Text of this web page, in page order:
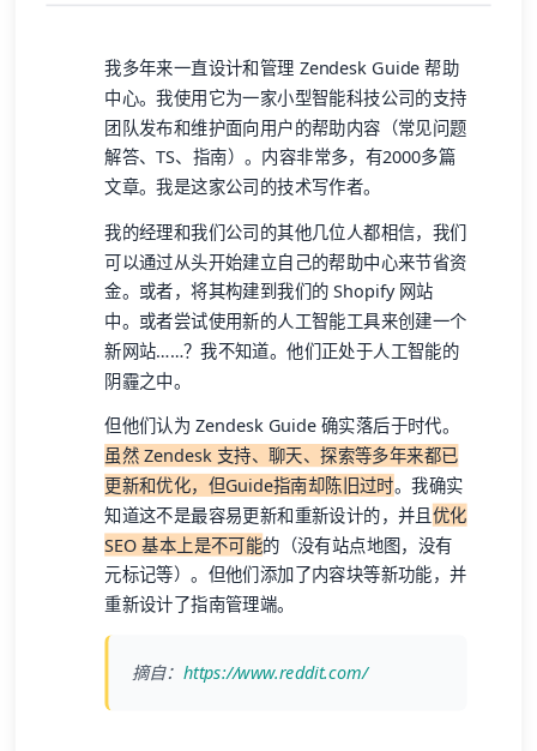
我多年来一直设计和管理 Zendesk Guide 帮助
中心。我使用它为一家小型智能科技公司的支持
团队发布和维护面向用户的帮助内容（常见问题
解答、TS、指南）。内容非常多，有2000多篇
文章。我是这家公司的技术写作者。
我的经理和我们公司的其他几位人都相信，我们
可以通过从头开始建立自己的帮助中心来节省资
金。或者，将其构建到我们的 Shopify 网站
中。或者尝试使用新的人工智能工具来创建一个
新网站……？我不知道。他们正处于人工智能的
阴霾之中。
但他们认为 Zendesk Guide 确实落后于时代。
虽然 Zendesk 支持、聊天、探索等多年来都已
更新和优化，但Guide指南却陈旧过时。我确实
知道这不是最容易更新和重新设计的，并且优化
SEO 基本上是不可能的（没有站点地图，没有
元标记等）。但他们添加了内容块等新功能，并
重新设计了指南管理端。
摘自： https://www.reddit.com/